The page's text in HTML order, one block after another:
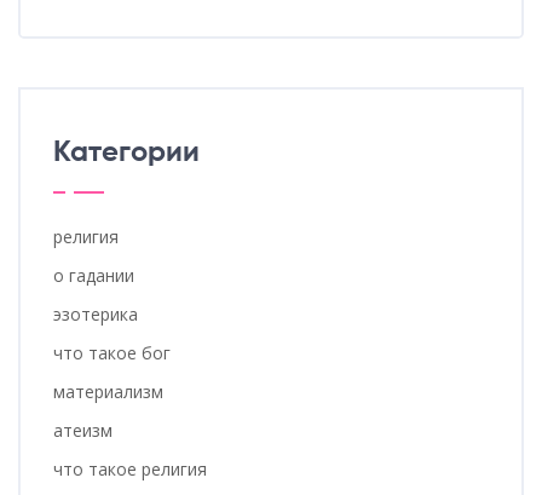
Категории
религия
о гадании
эзотерика
что такое бог
материализм
атеизм
что такое религия